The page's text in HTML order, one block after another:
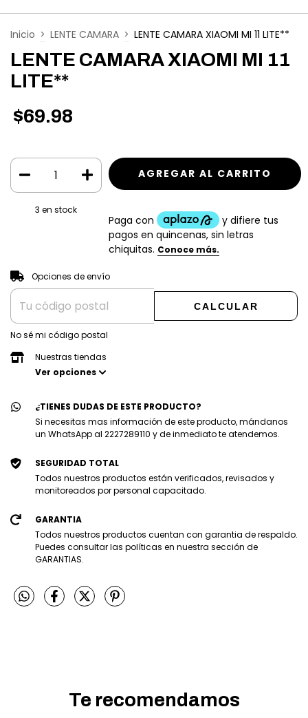
Inicio > LENTE CAMARA > LENTE CAMARA XIAOMI MI 11 LITE**
LENTE CAMARA XIAOMI MI 11
LITE**
$69.98
3 en stock
Entregas para el CP:
Opciones de envío
CALCULAR
No sé mi código postal
Nuestras tiendas
Ver opciones
¿TIENES DUDAS DE ESTE PRODUCTO?
Si necesitas mas información de este producto, mándanos
un WhatsApp al 2227289110 y de inmediato te atendemos.
SEGURIDAD TOTAL
Todos nuestros productos están verificados, revisados y
monitoreados por personal capacitado.
GARANTIA
Todos nuestros productos cuentan con garantia de respaldo.
Puedes consultar las políticas en nuestra sección de
GARANTIAS.
Te recomendamos